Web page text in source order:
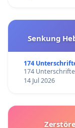
Senkung
174
174
14 Jul 2026